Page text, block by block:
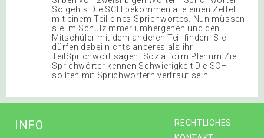
RECHTLICHES
INFO